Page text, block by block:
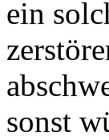
ein
sonst